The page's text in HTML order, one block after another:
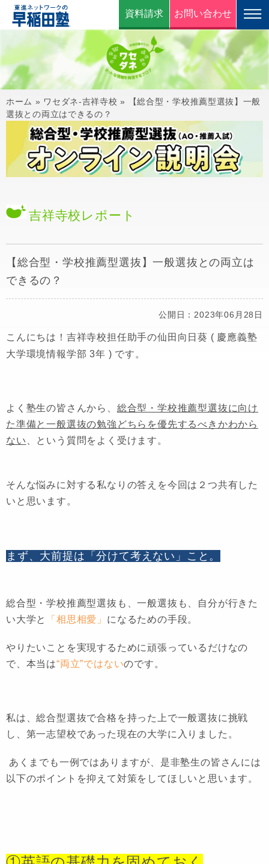
資料請求 お問い合わせ
ホーム » ワセダネ-吉祥寺校 »
【総合型・学校推薦型選抜】一般
選抜との両立はできるの？
吉祥寺校 レポート
【総合型・学校推薦型選抜】一般選抜との両立は
できるの？
公開日：2023年06月28日
こんにちは！吉祥寺校担任助手の仙田向日葵 ( 慶應義塾
大学環境情報学部 3年 ) です。
よく塾生の皆さんから、 総合型・学校推薦型選抜に向け
た準備と一般選抜の勉強どちらを優先するべきかわから
ない 、という質問をよく受けます。
そんな悩みに対する私なりの答えを今回は２つ共有した
いと思います。
まず、大前提は「分けて考えない」こと。
総合型・学校推薦型選抜も、一般選抜も、自分が行きた
い大学と
「相思相愛」 になるための手段。
やりたいことを実現するために頑張っているだけなの
で、本当は“両立”ではないのです。
私は、総合型選抜で合格を持った上で一般選抜に挑戦
し、第一志望校であった現在の大学に入りました。
あくまでも一例ではありますが、是非塾生の皆さんには
以下のポイントを抑えて対策をしてほしいと思います。